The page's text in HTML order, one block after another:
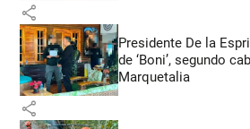
share
Presidente De la
de ‘Boni’, segundo
Marquetalia
share